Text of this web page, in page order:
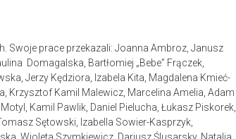
prace przekazali: Joanna Ambroz, Janusz
Domagalska, Bartłomiej „Bebe” Frączek,
Jerzy Kędziora, Izabela Kita, Magdalena Kmieć-
Krzysztof Kamil Malewicz, Marcelina Amelia, Adam
Kamil Pawlik, Daniel Pielucha, Łukasz Piskorek,
Sętowski, Izabella Sowier-Kasprzyk,